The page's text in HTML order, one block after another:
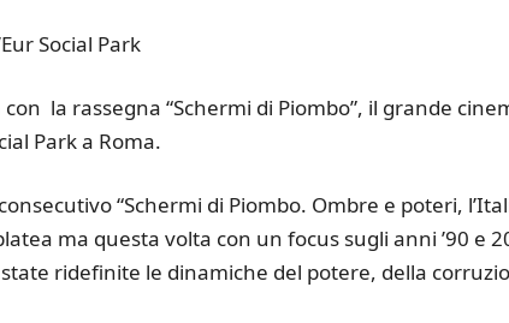
Social Park
la rassegna “Schermi di Piombo”, il grande
Park a Roma.
“Schermi di Piombo. Ombre e poteri,
ma questa volta con un focus sugli anni ’90 e
ridefinite le dinamiche del potere, della